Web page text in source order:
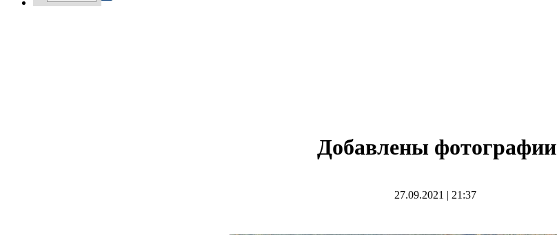
Добавлены фотографии
27.09.2021 | 21:37